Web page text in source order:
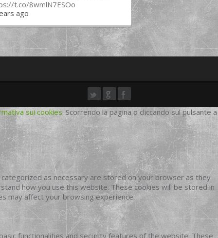
t.co/8wmlN7ESOo
ago
sui cookies. Scorrendo la pagina o cliccando sul pulsante a
as necessary are stored on your browser as they
how you use this website. These cookies will be stored in
may affect your browsing experience.
functionalities and security features of the website. These